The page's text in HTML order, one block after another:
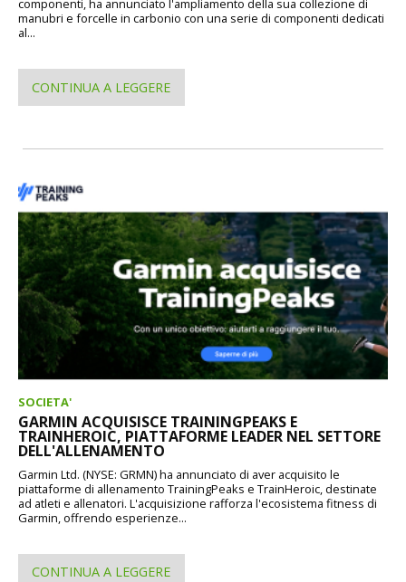
componenti, ha annunciato l'ampliamento della sua collezione di
manubri e forcelle in carbonio con una serie di componenti dedicati
al...
CONTINUA A LEGGERE
SOCIETA'
GARMIN ACQUISISCE TRAININGPEAKS E
TRAINHEROIC, PIATTAFORME LEADER NEL SETTORE
DELL'ALLENAMENTO
Garmin Ltd. (NYSE: GRMN) ha annunciato di aver acquisito le
piattaforme di allenamento TrainingPeaks e TrainHeroic, destinate
ad atleti e allenatori. L'acquisizione rafforza l'ecosistema fitness di
Garmin, offrendo esperienze...
CONTINUA A LEGGERE